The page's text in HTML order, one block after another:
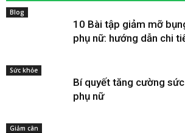
Blog
10 Bài tập giảm mỡ
phụ nữ: hướng dẫn chi
Sức khỏe
Bí quyết tăng cường
phụ nữ
Giảm cân